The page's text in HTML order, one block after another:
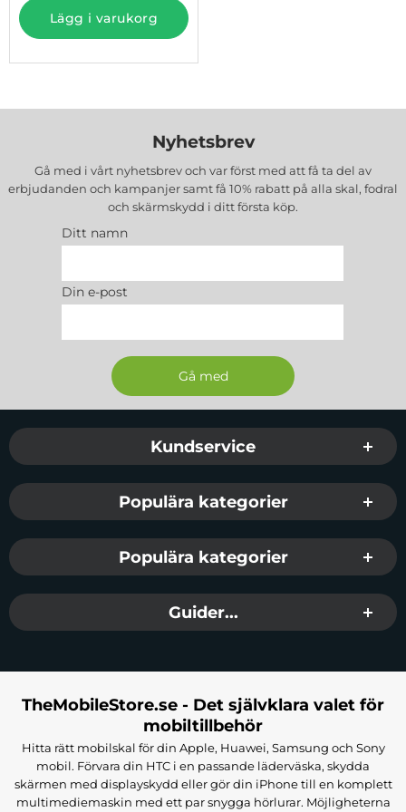
Lägg i varukorg
Nyhetsbrev
Gå med i vårt nyhetsbrev och var först med att få ta del av
erbjudanden och kampanjer samt få 10% rabatt på alla skal, fodral
och skärmskydd i ditt första köp.
Ditt namn
Din e-post
Sidfot Blandad info och länkar
Kundservice
Populära kategorier
Populära kategorier
Guider...
TheMobileStore.se - Det självklara valet för
mobiltillbehör
Hitta rätt mobilskal för din Apple, Huawei, Samsung och Sony
mobil. Förvara din HTC i en passande läderväska, skydda
skärmen med displayskydd eller gör din iPhone till en komplett
multimediemaskin med ett par snygga hörlurar. Möjligheterna